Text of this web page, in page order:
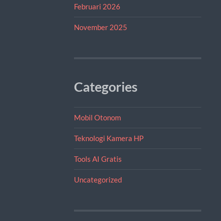
Februari 2026
November 2025
Categories
Mobil Otonom
Teknologi Kamera HP
Tools AI Gratis
Uncategorized